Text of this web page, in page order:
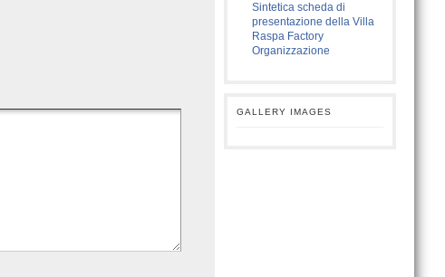
Sintetica scheda di
presentazione della Villa
Raspa Factory
Organizzazione
GALLERY IMAGES